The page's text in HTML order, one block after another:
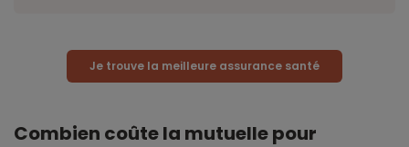
Je trouve la meilleure assurance santé
Combien coûte la mutuelle pour